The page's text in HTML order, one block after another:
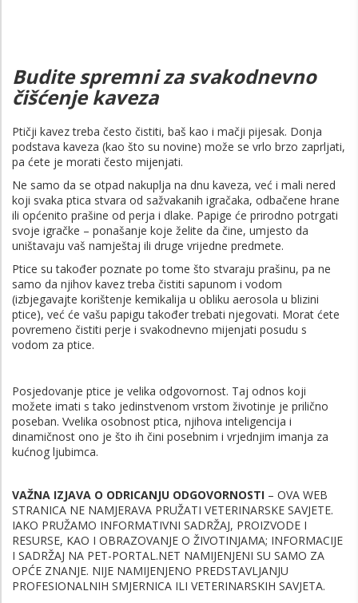
Budite spremni za svakodnevno
čišćenje kaveza
Ptičji kavez treba često čistiti, baš kao i mačji pijesak. Donja
podstava kaveza (kao što su novine) može se vrlo brzo zaprljati,
pa ćete je morati često mijenjati.
Ne samo da se otpad nakuplja na dnu kaveza, već i mali nered
koji svaka ptica stvara od sažvakanih igračaka, odbačene hrane
ili općenito prašine od perja i dlake. Papige će prirodno potrgati
svoje igračke – ponašanje koje želite da čine, umjesto da
uništavaju vaš namještaj ili druge vrijedne predmete.
Ptice su također poznate po tome što stvaraju prašinu, pa ne
samo da njihov kavez treba čistiti sapunom i vodom
(izbjegavajte korištenje kemikalija u obliku aerosola u blizini
ptice), već će vašu papigu također trebati njegovati. Morat ćete
povremeno čistiti perje i svakodnevno mijenjati posudu s
vodom za ptice.
Posjedovanje ptice je velika odgovornost. Taj odnos koji
možete imati s tako jedinstvenom vrstom životinje je prilično
poseban. Vvelika osobnost ptica, njihova inteligencija i
dinamičnost ono je što ih čini posebnim i vrjednjim imanja za
kućnog ljubimca.
VAŽNA IZJAVA O ODRICANJU ODGOVORNOSTI – OVA WEB
STRANICA NE NAMJERAVA PRUŽATI VETERINARSKE SAVJETE.
IAKO PRUŽAMO INFORMATIVNI SADRŽAJ, PROIZVODE I
RESURSE, KAO I OBRAZOVANJE O ŽIVOTINJAMA; INFORMACIJE
I SADRŽAJ NA PET-PORTAL.NET NAMIJENJENI SU SAMO ZA
OPĆE ZNANJE. NIJE NAMIJENJENO PREDSTAVLJANJU
PROFESIONALNIH SMJERNICA ILI VETERINARSKIH SAVJETA.